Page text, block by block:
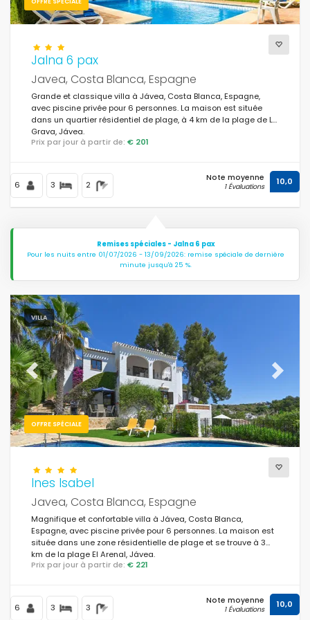
Piscine privée (339)
Jacuzzi
Sauna (5)
Air conditionné (441)
Wi-Fi (469)
Animaux domestiques admis
Télévision (458)
Satellite / Câble (375)
Chauffage central
Lave-vaisselle
Lave-linge (462)
Cheminée (194)
Distances
Confort
Services
Jalna 6 pax
Javea, Costa Blanca, Espagne
Grande et classique villa à Jávea, Costa Blanca, Espagne,
avec piscine privée pour 6 personnes. La maison est située
dans un quartier résidentiel de plage, à 4 km de la plage de La
Grava, Jávea.
Prix par jour à partir de: € 201
6 3 2
Note moyenne
1 Évaluations 10,0
Remises spéciales - Jalna 6 pax
Pour les nuits entre 01/07/2026 - 13/09/2026: remise spéciale de dernière
minute jusqu'à 25 %.
VILLA
OFFRE SPÉCIALE
Previous Next
Ines Isabel
Javea, Costa Blanca, Espagne
Magnifique et confortable villa à Jávea, Costa Blanca,
Espagne, avec piscine privée pour 6 personnes. La maison est
située dans une zone résidentielle de plage et se trouve à 3
km de la plage El Arenal, Jávea.
Prix par jour à partir de: € 221
6 3 3
Note moyenne
1 Évaluations 10,0